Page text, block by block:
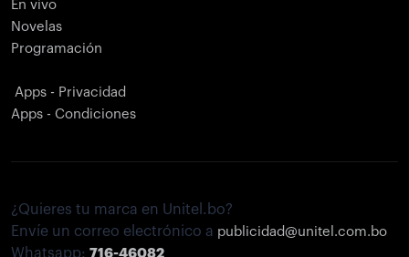
En vivo
Novelas
Programación
Apps - Privacidad
Apps - Condiciones
¿Quieres tu marca en Unitel.bo?
Envíe un correo electrónico a publicidad@unitel.com.bo
Whatsapp: 716-46082